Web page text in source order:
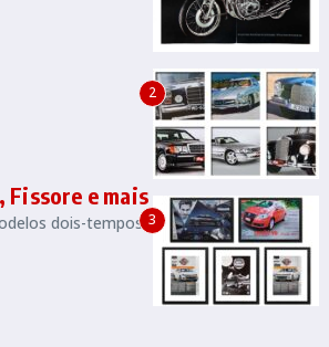
Fissore e mais
dois-tempos
2
3